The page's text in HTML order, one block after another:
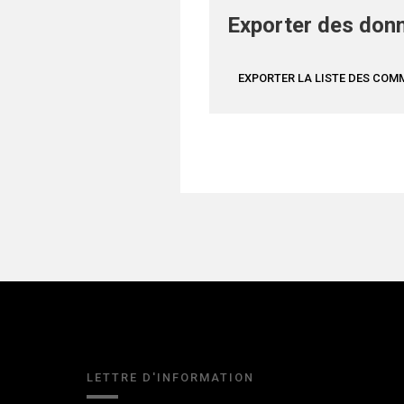
Exporter des
EXPORTER LA LISTE DES
LETTRE D'INFORMATION